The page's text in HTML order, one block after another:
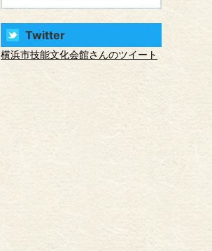
Twitter
横浜市技能文化会館さんのツイート